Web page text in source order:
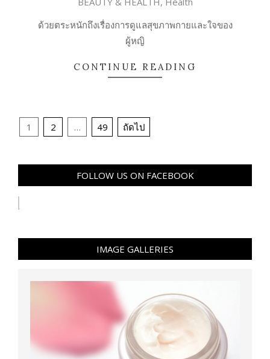
21
ด้วยตระหนักถึงเรื่องการดูแลสุขภาพกายและใจของ
ผู้หญิ
CONTINUE READING
Posts
1 2 … 49 ถัดไป
FOLLOW US ON FACEBOOK
IMAGE GALLERIES